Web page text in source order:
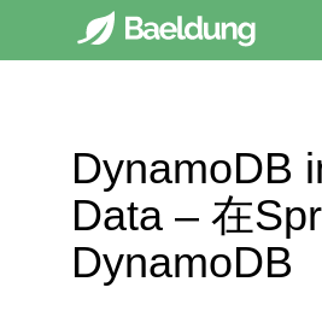
DynamoDB
Data – 在
DynamoDB